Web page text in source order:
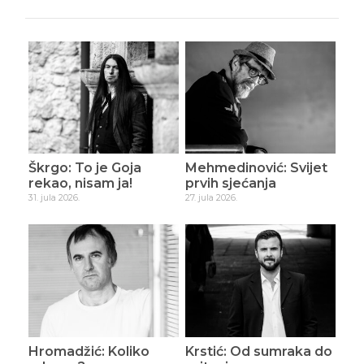
Škrgo: To je Goja
rekao, nisam ja!
31. jula 2026.
Mehmedinović: Svijet
prvih sjećanja
27. jula 2026.
Hromadžić: Koliko
Krstić: Od sumraka do